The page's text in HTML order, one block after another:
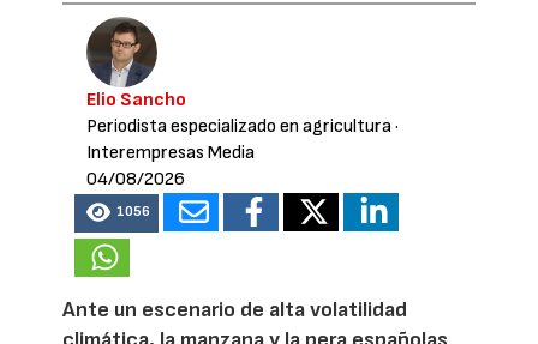
Elio Sancho
Periodista especializado en agricultura·
Interempresas Media
04/08/2026
1056
Ante un escenario de alta volatilidad